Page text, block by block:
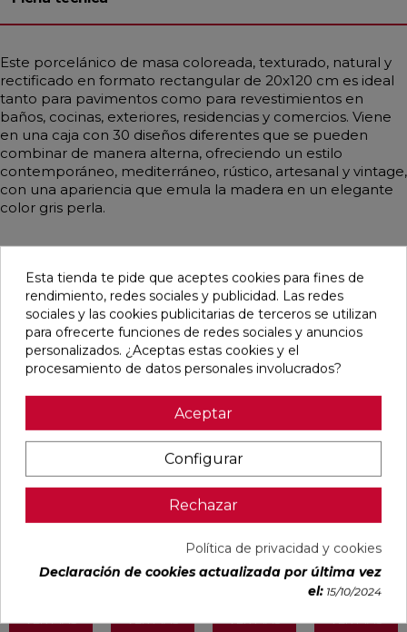
Este porcelánico de masa coloreada, texturado, natural y
rectificado en formato rectangular de 20x120 cm es ideal
tanto para pavimentos como para revestimientos en
baños, cocinas, exteriores, residencias y comercios. Viene
en una caja con 30 diseños diferentes que se pueden
combinar de manera alterna, ofreciendo un estilo
contemporáneo, mediterráneo, rústico, artesanal y vintage,
con una apariencia que emula la madera en un elegante
color gris perla.
Pensamos que te puede interesar
DUCALE
CEDAR MATE
Ref:
Baldocer
PVP
favorite
VER MÁS
VOLTE HAYA
MATE 75X75
RECTIFICADO
Ref:
STN
PVP
/m²
favorite
VER MÁS
CYPRESS
NATURAL
23X120
Ref:
77640561
STN
PVP
27,23 €
/m²
favorite
VER MÁS
TANGRAM
CAMEL MATE
Ref:
Colorker
PVP
38,60 €
/m²
incl.)
VER MÁS
Esta tienda te pide que aceptes cookies para fines de
rendimiento, redes sociales y publicidad. Las redes
sociales y las cookies publicitarias de terceros se utilizan
para ofrecerte funciones de redes sociales y anuncios
personalizados. ¿Aceptas estas cookies y el
procesamiento de datos personales involucrados?
Aceptar
Configurar
Rechazar
Política de privacidad y cookies
Declaración de cookies actualizada por última vez
el: 15/10/2024